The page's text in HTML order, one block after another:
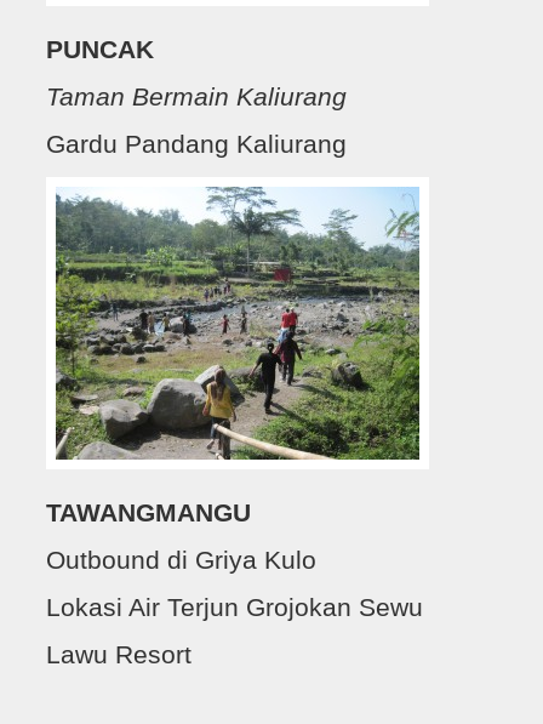
PUNCAK
Taman Bermain Kaliurang
Gardu Pandang Kaliurang
TAWANGMANGU
Outbound di Griya Kulo
Lokasi Air Terjun Grojokan Sewu
Lawu Resort